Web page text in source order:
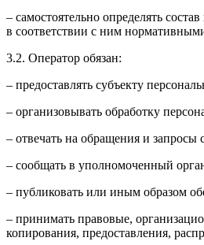
– самостоятельно определять
в соответствии с ним
3.2. Оператор обязан:
– предоставлять субъекту
– организовывать обработку
– отвечать на обращения и
– сообщать в уполномоченный
– публиковать или иным образом
– принимать правовые,
копирования, предоставления,